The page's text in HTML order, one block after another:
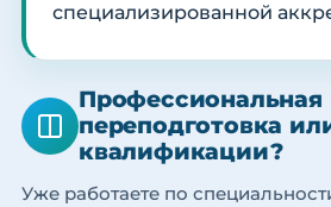
специализированной
Профессиональная
переподготовка
квалификации?
Уже работаете по